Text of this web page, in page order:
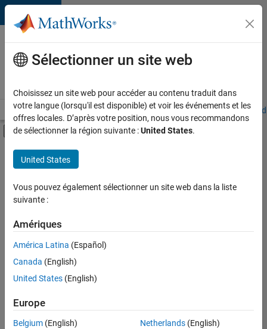
Passer au contenu
Votre
carrière
chez
Accueil Explorer nos opportunités Adresses de nos bureaux
Activer/désactiver l'affichage du menu
Contenu principal
FILTRER PAR
Programme destiné aux nouvelles carrières (EDG)
Gestion des programmes
Ingénierie de la qualité
Enregistrer
sélectionnées
Sélectionner un site web
Choisissez un site web pour accéder au contenu traduit dans
votre langue (lorsqu'il est disponible) et voir les événements et les
offres locales. D’après votre position, nous vous recommandons
de sélectionner la région suivante :United States.
United States
Vous pouvez également sélectionner un site web dans la liste
suivante :
Amériques
América Latina (Español)
Canada (English)
United States (English)
Europe
Belgium (English)
Netherlands(English)